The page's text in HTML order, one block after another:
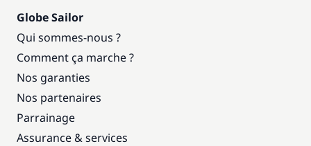
Globe Sailor
Qui sommes-nous ?
Comment ça marche ?
Nos garanties
Nos partenaires
Parrainage
Assurance & services